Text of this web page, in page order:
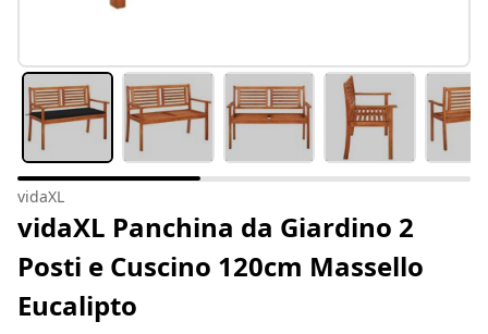
vidaXL
vidaXL Panchina da Giardino 2
Posti e Cuscino 120cm Massello
Eucalipto